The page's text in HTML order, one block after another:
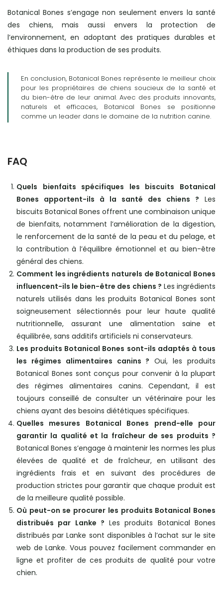
Botanical Bones s’engage non seulement envers la santé
des chiens, mais aussi envers la protection de
l’environnement, en adoptant des pratiques durables et
éthiques dans la production de ses produits.
En conclusion, Botanical Bones représente le meilleur choix
pour les propriétaires de chiens soucieux de la santé et
du bien-être de leur animal. Avec des produits innovants,
naturels et efficaces, Botanical Bones se positionne
comme un leader dans le domaine de la nutrition canine.
FAQ
Quels bienfaits spécifiques les biscuits Botanical
Bones apportent-ils à la santé des chiens ? Les
biscuits Botanical Bones offrent une combinaison unique
de bienfaits, notamment l’amélioration de la digestion,
le renforcement de la santé de la peau et du pelage, et
la contribution à l’équilibre émotionnel et au bien-être
général des chiens.
Comment les ingrédients naturels de Botanical Bones
influencent-ils le bien-être des chiens ? Les ingrédients
naturels utilisés dans les produits Botanical Bones sont
soigneusement sélectionnés pour leur haute qualité
nutritionnelle, assurant une alimentation saine et
équilibrée, sans additifs artificiels ni conservateurs.
Les produits Botanical Bones sont-ils adaptés à tous
les régimes alimentaires canins ? Oui, les produits
Botanical Bones sont conçus pour convenir à la plupart
des régimes alimentaires canins. Cependant, il est
toujours conseillé de consulter un vétérinaire pour les
chiens ayant des besoins diététiques spécifiques.
Quelles mesures Botanical Bones prend-elle pour
garantir la qualité et la fraîcheur de ses produits ?
Botanical Bones s’engage à maintenir les normes les plus
élevées de qualité et de fraîcheur, en utilisant des
ingrédients frais et en suivant des procédures de
production strictes pour garantir que chaque produit est
de la meilleure qualité possible.
Où peut-on se procurer les produits Botanical Bones
distribués par Lanke ? Les produits Botanical Bones
distribués par Lanke sont disponibles à l’achat sur le site
web de Lanke. Vous pouvez facilement commander en
ligne et profiter de ces produits de qualité pour votre
chien.